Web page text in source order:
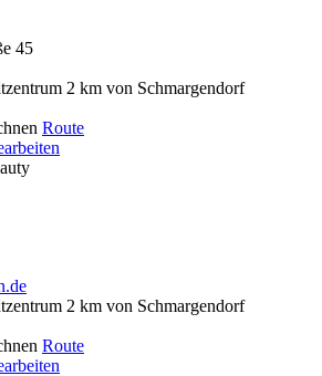
45
2 km von Schmargendorf
Route
2 km von Schmargendorf
Route